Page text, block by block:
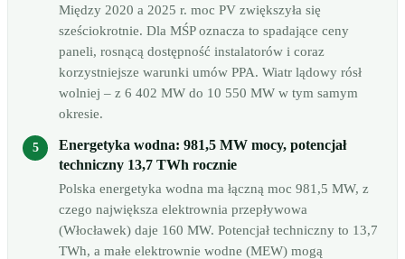
Między 2020 a 2025 r. moc PV zwiększyła się
sześciokrotnie. Dla MŚP oznacza to spadające ceny
paneli, rosnącą dostępność instalatorów i coraz
korzystniejsze warunki umów PPA. Wiatr lądowy rósł
wolniej – z 6 402 MW do 10 550 MW w tym samym
okresie.
Energetyka wodna: 981,5 MW mocy, potencjał
techniczny 13,7 TWh rocznie
Polska energetyka wodna ma łączną moc 981,5 MW, z
czego największa elektrownia przepływowa
(Włocławek) daje 160 MW. Potencjał techniczny to 13,7
TWh, a małe elektrownie wodne (MEW) mogą